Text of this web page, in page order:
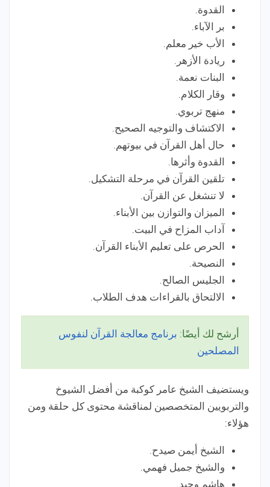
القدوة.
بر الآباء.
الأب خير معلم.
ريادة الأزهر.
البنات نعمة.
وقار الكلام.
منهج تربوي.
الاكتشاف والتوجيه الصحيح.
حال أهل القرآن في بيوتهم.
القدوة وأثرها.
تلقين القرآن في مرحلة التشكيل.
لا تنشغل عن القرآن.
الميزان والتوازن بين الأبناء.
آداب المزاح في البيت.
الحرص على تعليم الأبناء القرآن.
النصيحة.
الجليس الصالح.
الالتحاق بالقراءات هدف الطلاب.
أرشح لك أيضًا: برنامج معالجة القرآن لنفوس
المصلحين
ويستضيف الشيخ عامر كوكبة من أفضل الشيوخ
والتربويين المتخصصين لمناقشة محتوى كل حلقة ومن
هؤلاء:
الشيخ أيمن صيدح.
والشيخ جميل فهمي.
هاشم وحيد.